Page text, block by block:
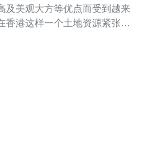
及美观大方等优点而受到越来
香港这样一个土地资源紧张的
分析，帮助您找到最佳、最